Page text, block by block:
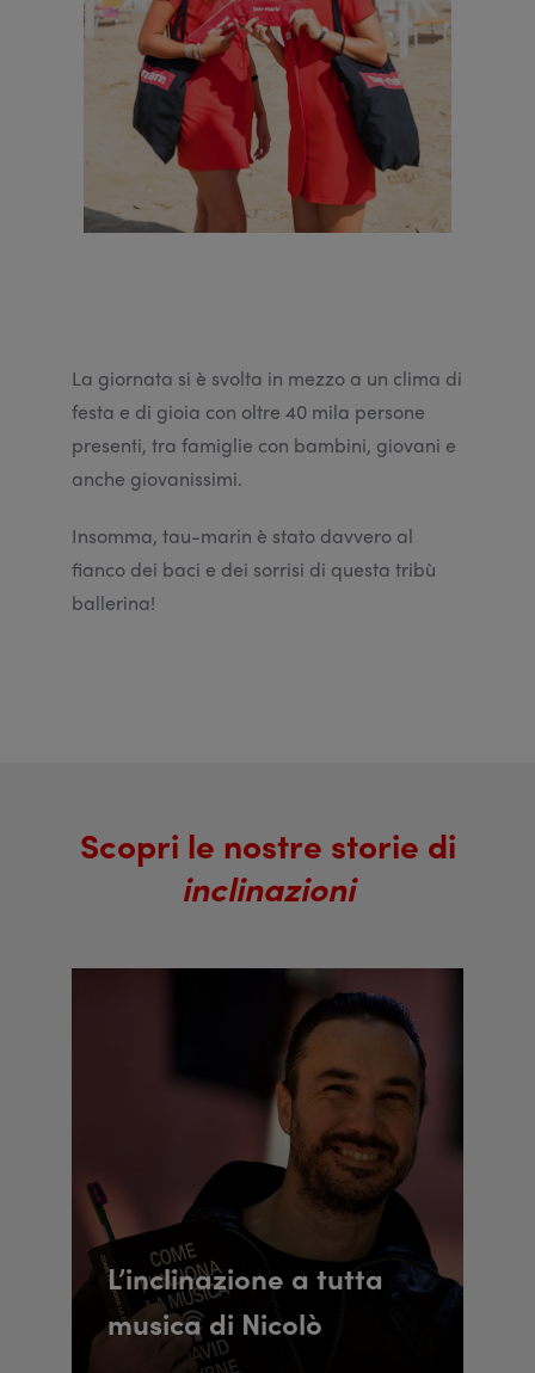
La giornata si è svolta in mezzo a un clima di
festa e di gioia con oltre 40 mila persone
presenti, tra famiglie con bambini, giovani e
anche giovanissimi.
Insomma, tau-marin è stato davvero al
fianco dei baci e dei sorrisi di questa tribù
ballerina!
Scopri le nostre storie di
inclinazioni
L’inclinazione a tutta
musica di Nicolò